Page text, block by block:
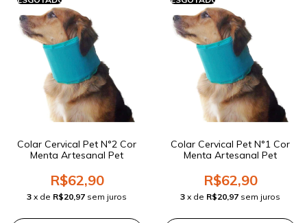
Colar Cervical Pet N°2 Cor
Menta Artesanal Pet
R$62,90
3 x de R$20,97 sem juros
Colar Cervical Pet N°1 Cor
Menta Artesanal Pet
R$62,90
3 x de R$20,97 sem juros